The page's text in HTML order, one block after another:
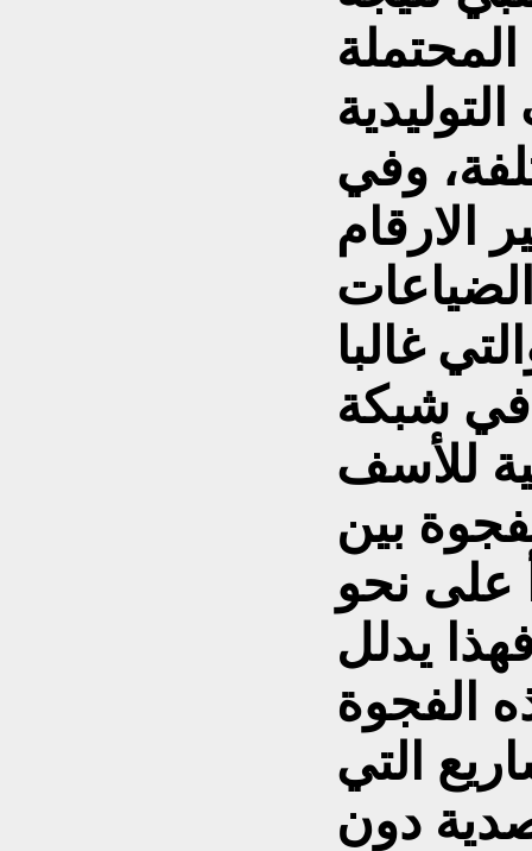
وفي
الارقام
غالبا
في شبكة
بين
على نحو
يدلل
الفجوة
التي
دون